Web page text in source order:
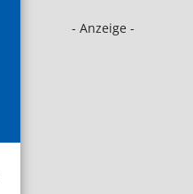
- Anzeige -